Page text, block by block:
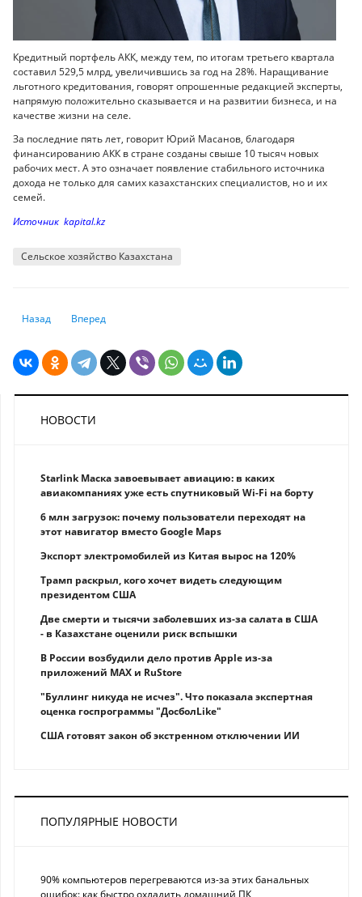
Кредитный портфель АКК, между тем, по итогам третьего квартала
составил 529,5 млрд, увеличившись за год на 28%. Наращивание
льготного кредитования, говорят опрошенные редакцией эксперты,
напрямую положительно сказывается и на развитии бизнеса, и на
качестве жизни на селе.
За последние пять лет, говорит Юрий Масанов, благодаря
финансированию АКК в стране созданы свыше 10 тысяч новых
рабочих мест. А это означает появление стабильного источника
дохода не только для самих казахстанских специалистов, но и их
семей.
Источник kapital.kz
Сельское хозяйство Казахстана
Предыдущий: Английское право для Казахстана
Назад Следующий: Куда движется доллар
Вперед
НОВОСТИ
Starlink Маска завоевывает авиацию: в каких
авиакомпаниях уже есть спутниковый Wi-Fi на борту
6 млн загрузок: почему пользователи переходят на
этот навигатор вместо Google Maps
Экспорт электромобилей из Китая вырос на 120%
Трамп раскрыл, кого хочет видеть следующим
президентом США
Две смерти и тысячи заболевших из-за салата в США
- в Казахстане оценили риск вспышки
В России возбудили дело против Apple из-за
приложений MAX и RuStore
"Буллинг никуда не исчез". Что показала экспертная
оценка госпрограммы "ДосболLike"
США готовят закон об экстренном отключении ИИ
ПОПУЛЯРНЫЕ НОВОСТИ
90% компьютеров перегреваются из-за этих банальных
ошибок: как быстро охладить домашний ПК